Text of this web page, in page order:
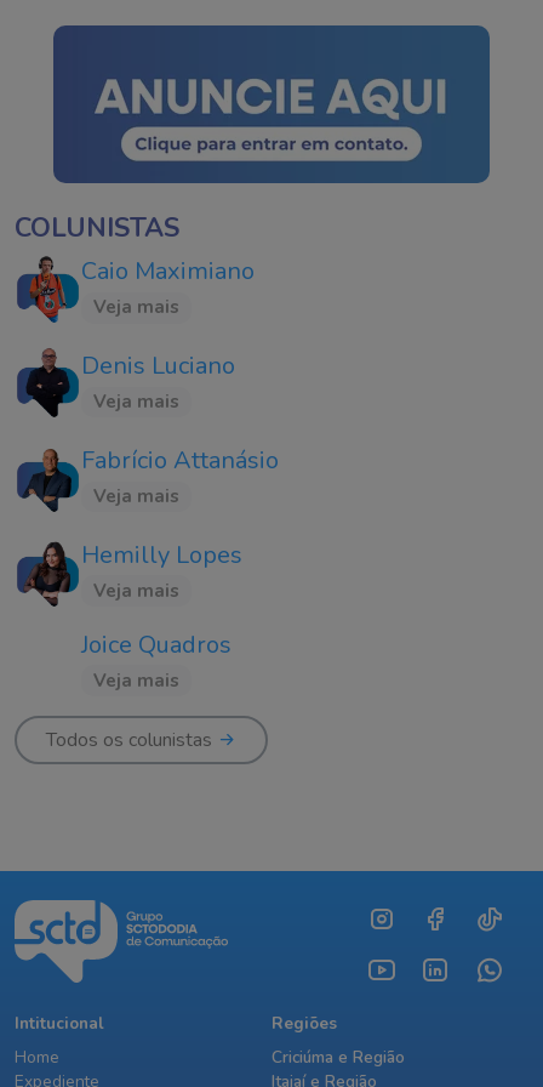
COLUNISTAS
Caio Maximiano
Veja mais
Denis Luciano
Veja mais
Fabrício Attanásio
Veja mais
Hemilly Lopes
Veja mais
Joice Quadros
Veja mais
Todos os colunistas
Intitucional
Home
Expediente
Regiões
Criciúma e Região
Itajaí e Região